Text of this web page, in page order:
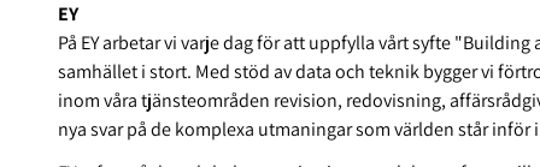
EY
På EY arbetar vi varje dag för att uppfylla vårt syfte
samhället i stort. Med stöd av data och teknik bygger vi
inom våra tjänsteområden revision, redovisning,
nya svar på de komplexa utmaningar som världen står inför